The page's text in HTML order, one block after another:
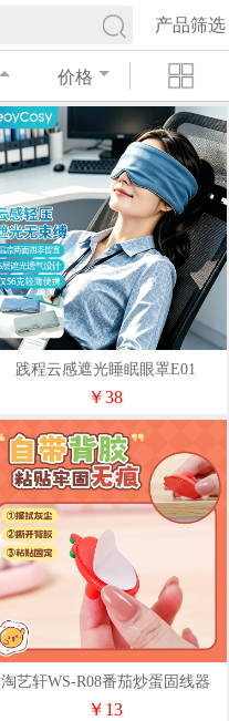
产品筛选
价格
践程云感遮光睡眠眼罩E01
￥38
淘艺轩WS-R08番茄炒蛋固线器
￥13